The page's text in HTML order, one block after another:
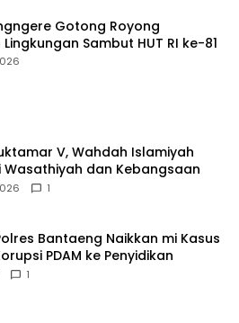
Gotong Royong
Sambut HUT RI ke-81
V, Wahdah Islamiyah
Wasathiyah dan Kebangsaan
1
Bantaeng Naikkan mi Kasus
PDAM ke Penyidikan
1